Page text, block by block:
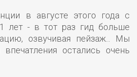
в августе этого года с
лет - в тот раз гид больше
озвучивая пейзаж... Мы
остались очень